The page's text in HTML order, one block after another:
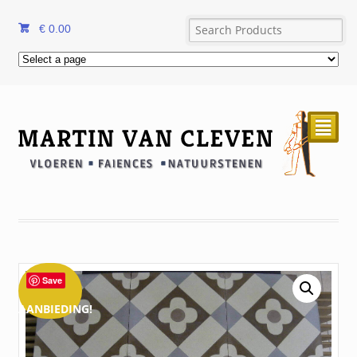
€ 0.00
²
AANBIEDING!
Save